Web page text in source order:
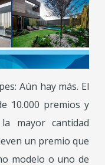
Aún hay más. El
10.000 premios y
mayor cantidad
un premio que
modelo o uno de